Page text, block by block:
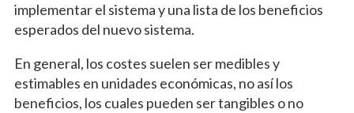
implementar el sistema y una lista de los beneficios
esperados del nuevo sistema.
En general, los costes suelen ser medibles y
estimables en unidades económicas, no así los
beneficios, los cuales pueden ser tangibles o no